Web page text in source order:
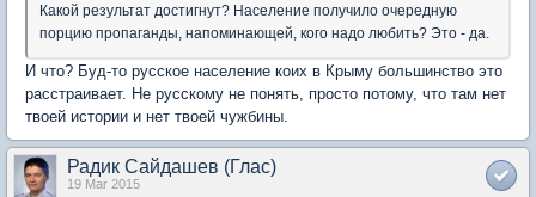
Какой результат достигнут? Население получило очередную
порцию пропаганды, напоминающей, кого надо любить? Это - да.
И что? Буд-то русское население коих в Крыму большинство это
расстраивает. Не русскому не понять, просто потому, что там нет
твоей истории и нет твоей чужбины.
Радик Сайдашев (Глас)
19 Mar 2015